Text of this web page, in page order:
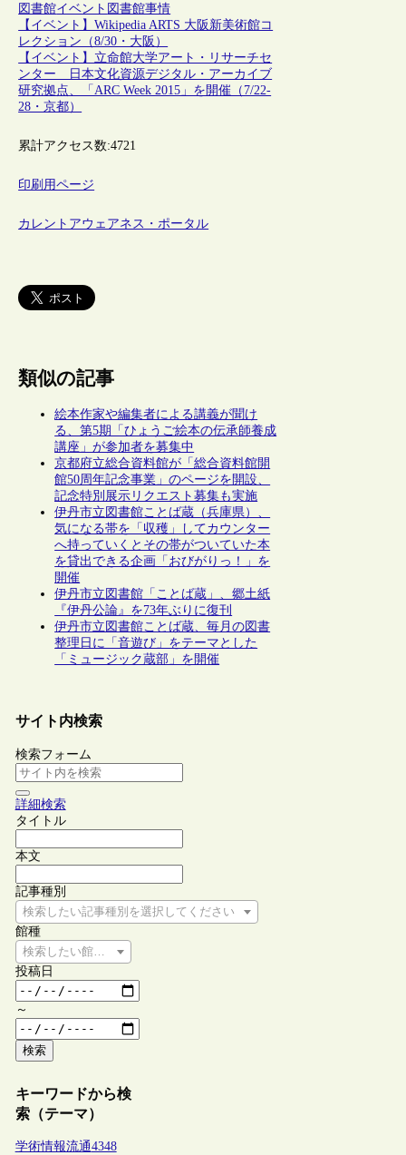
図書館イベント 図書館事情
【イベント】Wikipedia ARTS 大阪新美術館コ
レクション（8/30・大阪）
【イベント】立命館大学アート・リサーチセ
ンター 日本文化資源デジタル・アーカイブ
研究拠点、「ARC Week 2015」を開催（7/22-
28・京都）
累計アクセス数:4721
印刷用ページ
カレントアウェアネス・ポータル
類似の記事
絵本作家や編集者による講義が聞け
る、第5期「ひょうご絵本の伝承師養成
講座」が参加者を募集中
京都府立総合資料館が「総合資料館開
館50周年記念事業」のページを開設、
記念特別展示リクエスト募集も実施
伊丹市立図書館ことば蔵（兵庫県）、
気になる帯を「収穫」してカウンター
へ持っていくとその帯がついていた本
を貸出できる企画「おびがりっ！」を
開催
伊丹市立図書館「ことば蔵」、郷土紙
『伊丹公論』を73年ぶりに復刊
伊丹市立図書館ことば蔵、毎月の図書
整理日に「音遊び」をテーマとした
「ミュージック蔵部」を開催
サイト内検索
検索フォーム
詳細検索
タイトル
本文
記事種別
検索したい記事種別を選択してください
館種
検索したい館種を選択してください
投稿日
～
検索
キーワードから検
索（テーマ）
学術情報流通4348